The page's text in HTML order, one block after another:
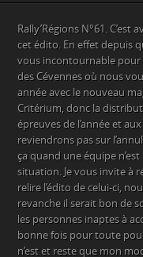
Rally’Régions N°61. C’est
cet édito. En effet depuis
vous incontournable
des Cévennes où nous
année avec le nouveau
Critérium, donc la
épreuves de l’année et
reviendrons pas sur
ça quand une équipe
situation. Je vous invite à
relire l’édito de celui-ci,
revanche il serait bon de
les personnes inaptes à
bonne fois pour toute
n’est et reste que mon